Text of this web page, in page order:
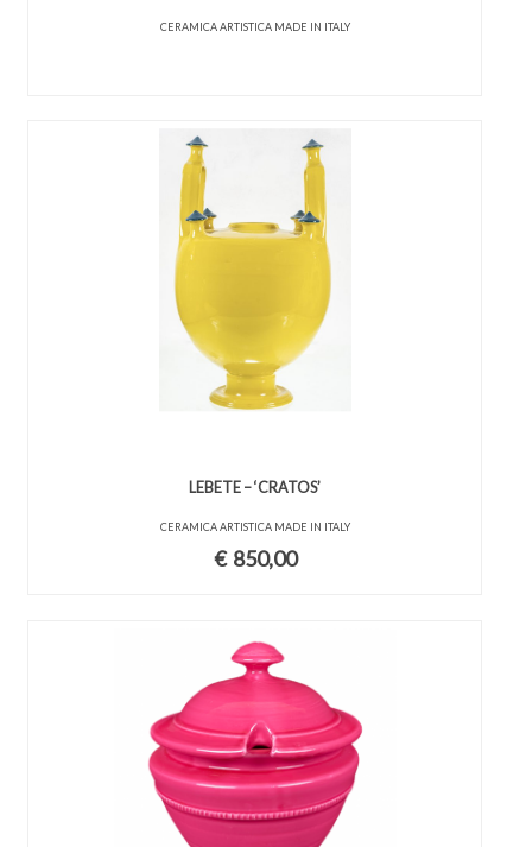
CERAMICA ARTISTICA MADE IN ITALY
LEBETE – ‘CRATOS’
CERAMICA ARTISTICA MADE IN ITALY
€ 850,00